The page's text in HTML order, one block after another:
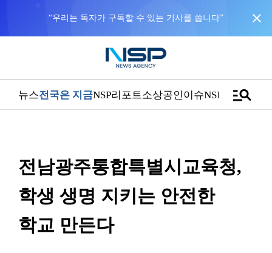
NSP통신을 구글 선호 매체로 추가 바로가기 close
뉴스전국은 지금NSP리포트소상공인이슈NSPTVmanage_search
전남광주통합특별시교육청,
학생 생명 지키는 안전한
학교 만든다